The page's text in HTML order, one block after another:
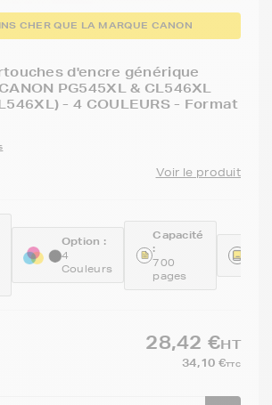
CHER QUE LA MARQUE CANON
d'encre générique
PG545XL & CL546XL
- 4 COULEURS - Format
Voir le produit
Option :
4
Couleurs
Capacité
:
700
pages
28,42 €HT
34,10 €TTC